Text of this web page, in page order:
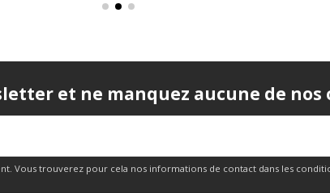
et ne manquez aucune de nos
Vous trouverez pour cela nos informations de contact dans les